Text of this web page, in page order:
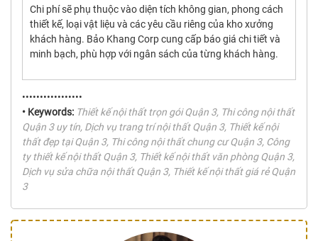
Chi phí sẽ phụ thuộc vào diện tích không gian, phong cách
thiết kế, loại vật liệu và các yêu cầu riêng của kho xưởng
khách hàng. Bảo Khang Corp cung cấp báo giá chi tiết và
minh bạch, phù hợp với ngân sách của từng khách hàng.
•••••••••••••••••
• Keywords: Thiết kế nội thất trọn gói Quận 3, Thi công nội thất
Quận 3 uy tín, Dịch vụ trang trí nội thất Quận 3, Thiết kế nội
thất đẹp tại Quận 3, Thi công nội thất chung cư Quận 3, Công
ty thiết kế nội thất Quận 3, Thiết kế nội thất văn phòng Quận 3,
Dịch vụ sửa chữa nội thất Quận 3, Thiết kế nội thất giá rẻ Quận
3